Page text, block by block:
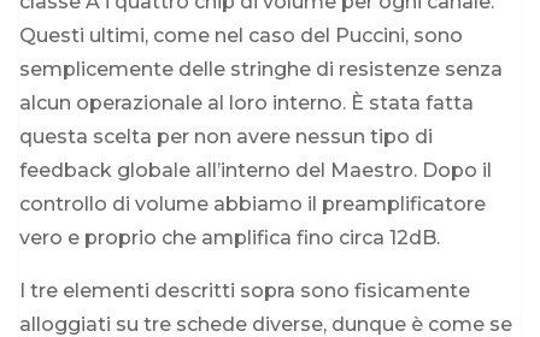
Questi ultimi, come nel caso del Puccini, sono
semplicemente delle stringhe di resistenze senza
alcun operazionale al loro interno. È stata fatta
questa scelta per non avere nessun tipo di
feedback globale all’interno del Maestro. Dopo il
controllo di volume abbiamo il preamplificatore
vero e proprio che amplifica fino circa 12dB.
I tre elementi descritti sopra sono fisicamente
alloggiati su tre schede diverse, dunque è come se